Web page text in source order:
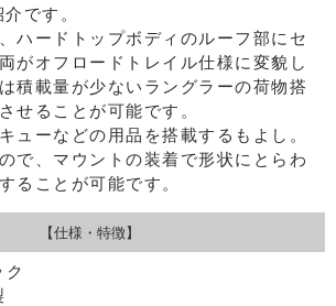
です。
ハードトップボディのルーフ部にセ
がオフロードトレイル仕様に変貌し
積載量が少ないラングラーの荷物搭
せることが可能です。
ューなどの用品を搭載するもよし。
で、マウントの装着で形状にとらわ
ることが可能です。
【仕様・特徴】
ク